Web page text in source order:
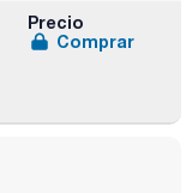
Precio
Comprar